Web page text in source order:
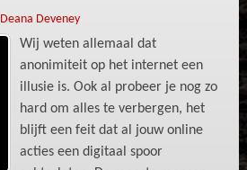
Deana Deveney
Wij weten allemaal dat
anonimiteit op het internet een
illusie is. Ook al probeer je nog zo
hard om alles te verbergen, het
blijft een feit dat al jouw online
acties een digitaal spoor